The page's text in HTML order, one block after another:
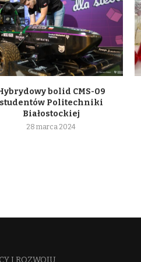
bolid CMS-09
studentów Politechniki
Białostockiej
28 marca 2024
I ROZWOJU​